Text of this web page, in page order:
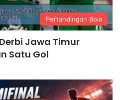
Pertandingan Bola
Jawa Timur
Satu Gol